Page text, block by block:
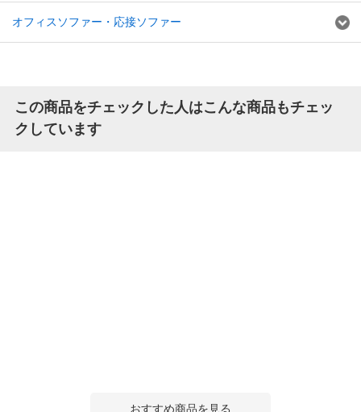
オフィスソファー・応接ソファー
この商品をチェックした人はこんな商品もチェッ
クしています
おすすめ商品を見る